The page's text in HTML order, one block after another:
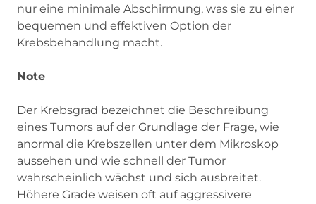
nur eine minimale Abschirmung, was sie zu einer
bequemen und effektiven Option der
Krebsbehandlung macht.
Note
Der Krebsgrad bezeichnet die Beschreibung
eines Tumors auf der Grundlage der Frage, wie
anormal die Krebszellen unter dem Mikroskop
aussehen und wie schnell der Tumor
wahrscheinlich wächst und sich ausbreitet.
Höhere Grade weisen oft auf aggressivere